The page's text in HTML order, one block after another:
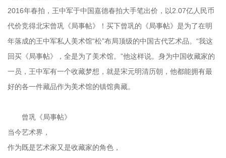
2016年春拍，王中军于中国嘉德春拍大手笔出价，以2.07亿人民币
代价竞得北宋曾巩《局事帖》！买下曾巩的《局事帖》是为了在明
年落成的王中军私人美术馆“松”布局顶级的中国古代艺术品。“我这
回买《局事帖》，全是为了美术馆。”他这样说。身为中国收藏家的
一员，王中军有一个收藏梦想，就是宋元明清历朝，他都能拥有最
好的各一件藏品作为美术馆的镇馆典藏。
曾巩《局事帖》
当今艺术界，
作为既是艺术家又是收藏家的角色，